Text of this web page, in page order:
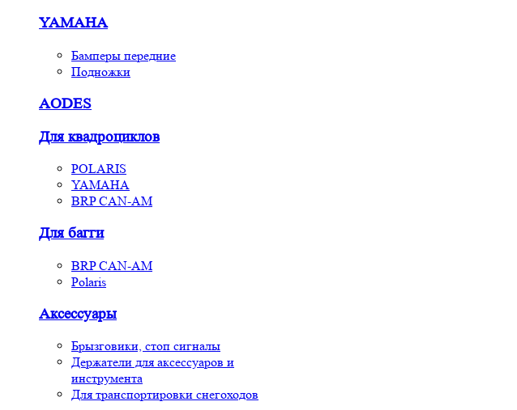
YAMAHA
Бамперы передние
Подножки
AODES
Для квадроциклов
POLARIS
YAMAHA
BRP CAN-AM
Для багги
BRP CAN-AM
Polaris
Аксессуары
Брызговики, стоп сигналы
Держатели для аксессуаров и
инструмента
Для транспортировки снегоходов